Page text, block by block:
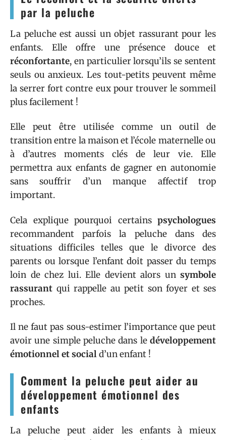
par la peluche
La peluche est aussi un objet rassurant pour les
enfants. Elle offre une présence douce et
réconfortante, en particulier lorsqu’ils se sentent
seuls ou anxieux. Les tout-petits peuvent même
la serrer fort contre eux pour trouver le sommeil
plus facilement !
Elle peut être utilisée comme un outil de
transition entre la maison et l’école maternelle ou
à d’autres moments clés de leur vie. Elle
permettra aux enfants de gagner en autonomie
sans souffrir d’un manque affectif trop
important.
Cela explique pourquoi certains psychologues
recommandent parfois la peluche dans des
situations difficiles telles que le divorce des
parents ou lorsque l’enfant doit passer du temps
loin de chez lui. Elle devient alors un symbole
rassurant qui rappelle au petit son foyer et ses
proches.
Il ne faut pas sous-estimer l’importance que peut
avoir une simple peluche dans le développement
émotionnel et sociald’un enfant !
Comment la peluche peut aider au
développement émotionnel des
enfants
La peluche peut aider les enfants à mieux